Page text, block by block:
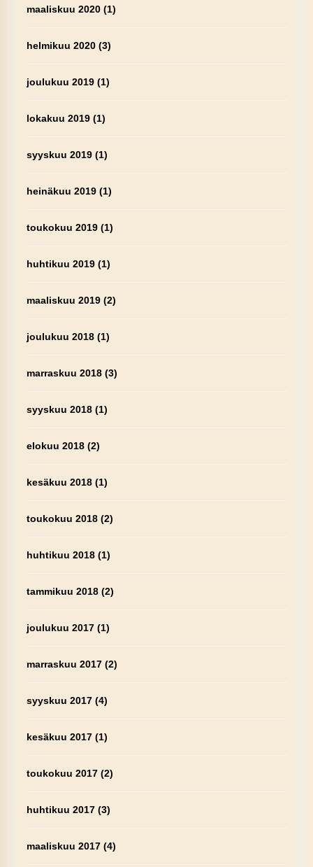
maaliskuu 2020(1)
helmikuu 2020(3)
joulukuu 2019(1)
lokakuu 2019(1)
syyskuu 2019(1)
heinäkuu 2019(1)
toukokuu 2019(1)
huhtikuu 2019(1)
maaliskuu 2019(2)
joulukuu 2018(1)
marraskuu 2018(3)
syyskuu 2018(1)
elokuu 2018(2)
kesäkuu 2018(1)
toukokuu 2018(2)
huhtikuu 2018(1)
tammikuu 2018(2)
joulukuu 2017(1)
marraskuu 2017(2)
syyskuu 2017(4)
kesäkuu 2017(1)
toukokuu 2017(2)
huhtikuu 2017(3)
maaliskuu 2017(4)